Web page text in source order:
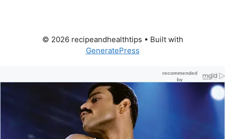
© 2026 recipeandhealthtips • Built with
GeneratePress